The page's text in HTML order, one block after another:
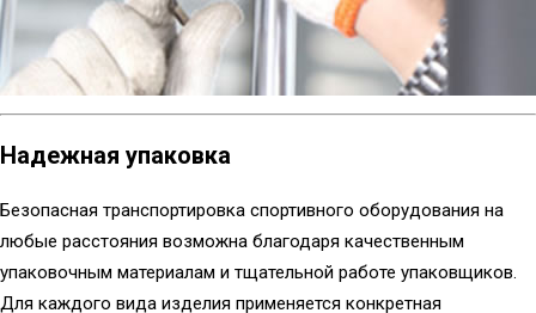
Надежная упаковка
Безопасная транспортировка спортивного оборудования на
любые расстояния возможна благодаря качественным
упаковочным материалам и тщательной работе упаковщиков.
Для каждого вида изделия применяется конкретная